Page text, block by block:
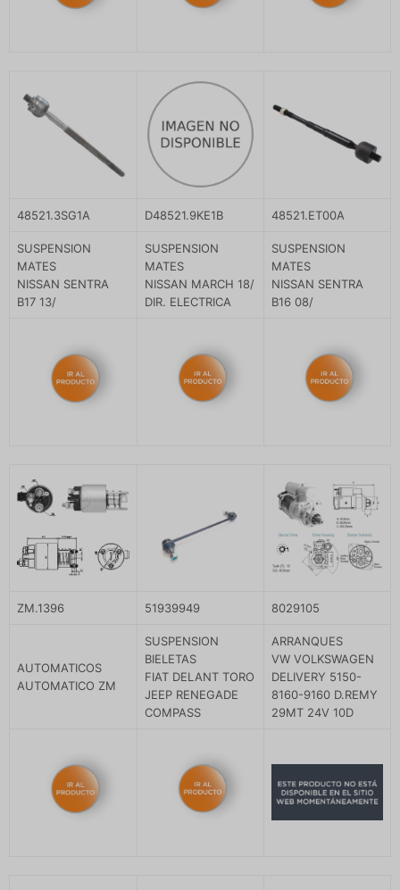
48521.3SG1A D48521.9KE1B 48521.ET00A
SUSPENSION
MATES
NISSAN SENTRA
B17 13/
SUSPENSION
MATES
NISSAN MARCH 18/
DIR. ELECTRICA
SUSPENSION
MATES
NISSAN SENTRA
B16 08/
ZM.1396 51939949 8029105
AUTOMATICOS
AUTOMATICO ZM
SUSPENSION
BIELETAS
FIAT DELANT TORO
JEEP RENEGADE
COMPASS
ARRANQUES
VW VOLKSWAGEN
DELIVERY 5150-
8160-9160 D.REMY
29MT 24V 10D